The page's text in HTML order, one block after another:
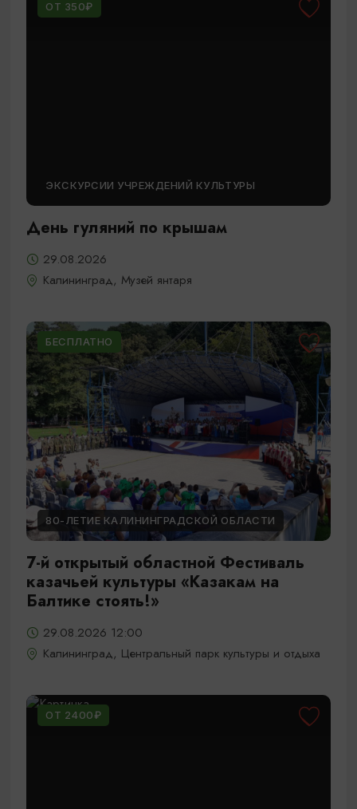
ОТ 350₽
ЭКСКУРСИИ УЧРЕЖДЕНИЙ КУЛЬТУРЫ
День гуляний по крышам
29.08.2026
Калининград, Музей янтаря
БЕСПЛАТНО
80-ЛЕТИЕ КАЛИНИНГРАДСКОЙ ОБЛАСТИ
7-й открытый областной Фестиваль
казачьей культуры «Казакам на
Балтике стоять!»
29.08.2026 12:00
Калининград, Центральный парк культуры и отдыха
ОТ 2400₽